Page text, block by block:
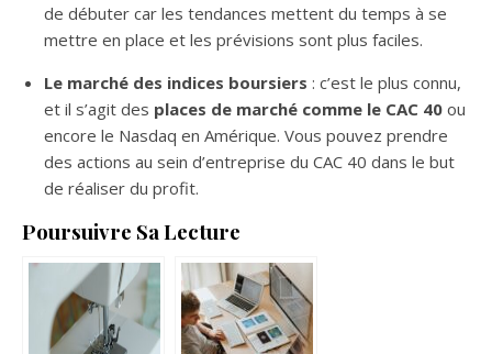
de débuter car les tendances mettent du temps à se
mettre en place et les prévisions sont plus faciles.
Le marché des indices boursiers : c’est le plus connu,
et il s’agit des places de marché comme le CAC 40 ou
encore le Nasdaq en Amérique. Vous pouvez prendre
des actions au sein d’entreprise du CAC 40 dans le but
de réaliser du profit.
Poursuivre Sa Lecture